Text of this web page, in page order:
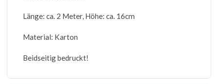
Länge: ca. 2 Meter, Höhe: ca. 16cm
Material: Karton
Beidseitig bedruckt!